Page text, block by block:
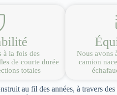
à la fois des
de courte durée
totales
Nous avons
camion
au fil des années, à travers